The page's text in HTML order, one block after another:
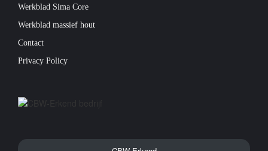
Werkblad Sima Core
Werkblad massief hout
Contact
Privacy Policy